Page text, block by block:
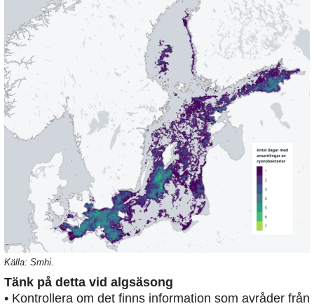
Källa: Smhi.
Tänk på detta vid algsäsong
• Kontrollera om det finns information som avråder från